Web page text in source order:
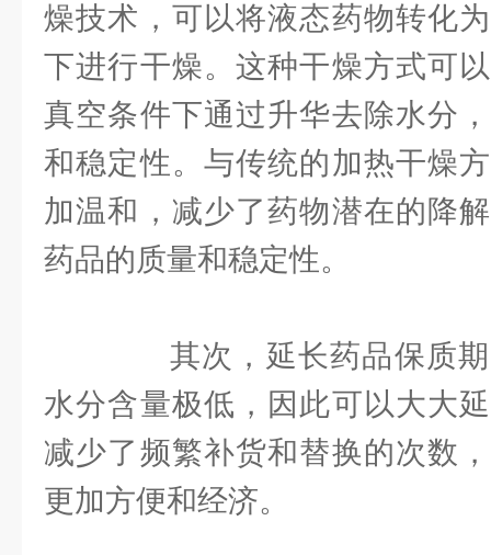
燥技术，可以将液态药物转化
下进行干燥。这种干燥方式可
真空条件下通过升华去除水分
和稳定性。与传统的加热干燥
加温和，减少了药物潜在的降
药品的质量和稳定性。
其次，延长药品保质期
水分含量极低，因此可以大大
减少了频繁补货和替换的次数
更加方便和经济。